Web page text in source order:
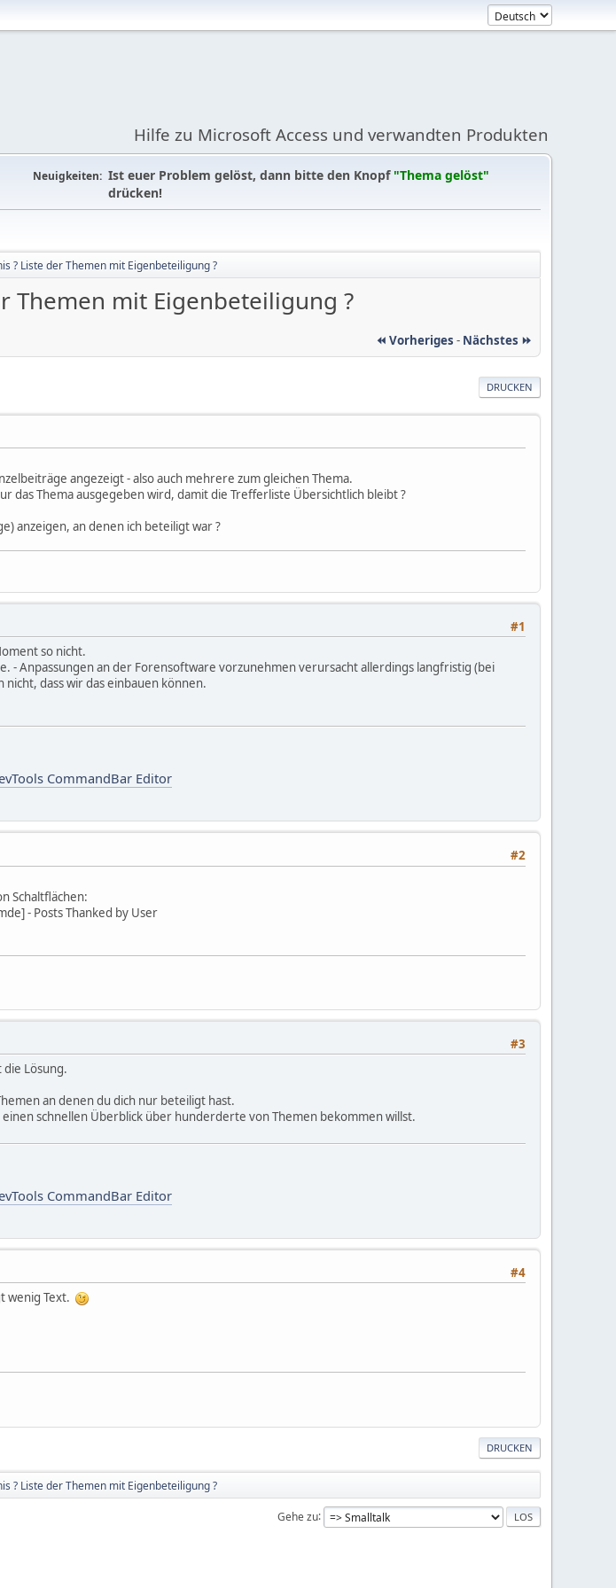
Hilfe zu Microsoft Access und verwandten Produkten
Neuigkeiten: Ist euer Problem gelöst, dann bitte den Knopf "Thema gelöst"
drücken!
? Liste der Themen mit Eigenbeteiligung ?
Themen mit Eigenbeteiligung ?
⏪ Vorheriges - Nächstes ⏩
DRUCKEN
angezeigt - also auch mehrere zum gleichen Thema.
das Thema ausgegeben wird, damit die Trefferliste Übersichtlich bleibt ?
anzeigen, an denen ich beteiligt war ?
#1
so nicht.
- Anpassungen an der Forensoftware vorzunehmen verursacht allerdings langfristig (bei
dass wir das einbauen können.
CommandBar Editor
#2
Schaltflächen:
- Posts Thanked by User
#3
die Lösung.
an denen du dich nur beteiligt hast.
schnellen Überblick über hunderderte von Themen bekommen willst.
CommandBar Editor
#4
wenig Text.
DRUCKEN
? Liste der Themen mit Eigenbeteiligung ?
Gehe zu